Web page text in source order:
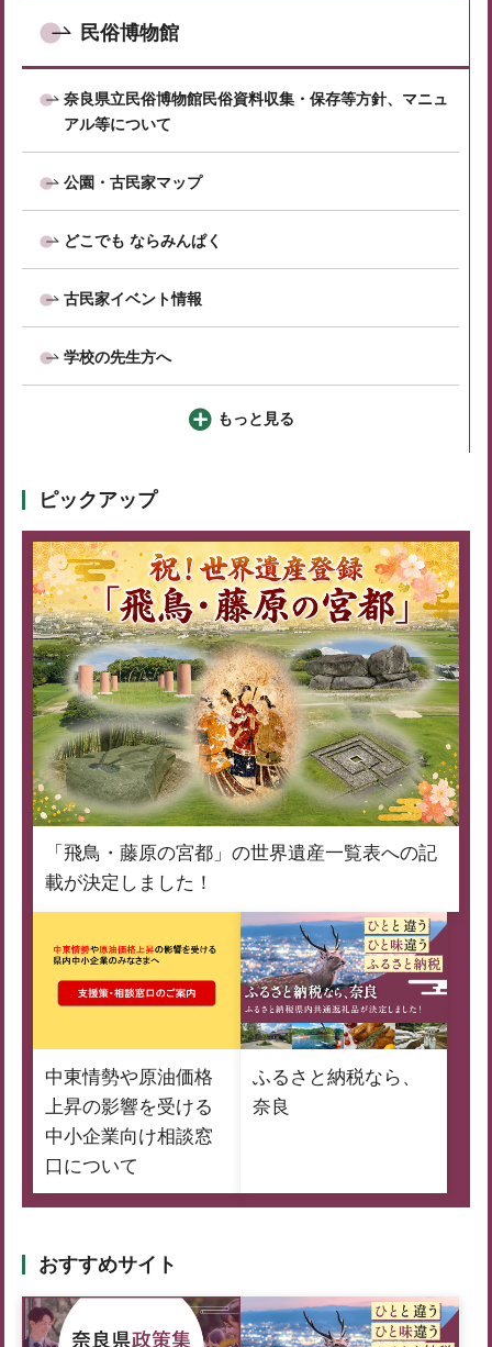
民俗博物館
奈良県立民俗博物館民俗資料収集・保存等方針、マニュ
アル等について
公園・古民家マップ
どこでも ならみんぱく
古民家イベント情報
学校の先生方へ
もっと見る
ピックアップ
「飛鳥・藤原の宮都」の世界遺産一覧表への記
載が決定しました！
中東情勢や原油価格
上昇の影響を受ける
中小企業向け相談窓
口について
ふるさと納税なら、
奈良
おすすめサイト